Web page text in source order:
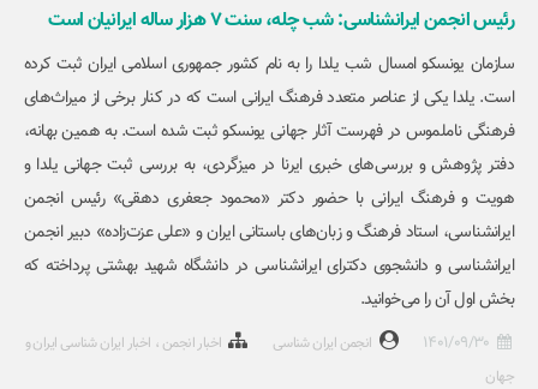
رئیس انجمن ایرانشناسی: شب چله، سنت ۷ هزار ساله ایرانیان است
سازمان یونسکو امسال شب یلدا را به نام کشور جمهوری اسلامی ایران ثبت کرده
است. یلدا یکی از عناصر متعدد فرهنگ ایرانی است که در کنار برخی از میراث‌های
فرهنگی ناملموس در فهرست آثار جهانی یونسکو ثبت شده است. به همین بهانه،
دفتر پژوهش و بررسی‌های خبری ایرنا در میزگردی، به بررسی ثبت جهانی یلدا و
هویت و فرهنگ ایرانی با حضور دکتر «محمود جعفری دهقی» رئیس انجمن
ایرانشناسی، استاد فرهنگ و زبان‌های باستانی ایران و «علی عزت‌زاده» دبیر انجمن
ایرانشناسی و دانشجوی دکترای ایرانشناسی در دانشگاه شهید بهشتی پرداخته که
بخش اول آن را می‌خوانید.
انجمن ایران شناسی اخبار انجمن
اخبار ایران شناسی ایران و
جهان